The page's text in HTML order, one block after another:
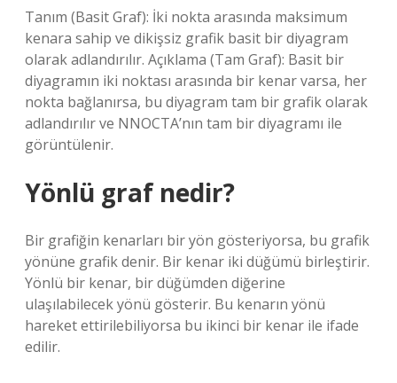
Tanım (Basit Graf): İki nokta arasında maksimum
kenara sahip ve dikişsiz grafik basit bir diyagram
olarak adlandırılır. Açıklama (Tam Graf): Basit bir
diyagramın iki noktası arasında bir kenar varsa, her
nokta bağlanırsa, bu diyagram tam bir grafik olarak
adlandırılır ve NNOCTA’nın tam bir diyagramı ile
görüntülenir.
Yönlü graf nedir?
Bir grafiğin kenarları bir yön gösteriyorsa, bu grafik
yönüne grafik denir. Bir kenar iki düğümü birleştirir.
Yönlü bir kenar, bir düğümden diğerine
ulaşılabilecek yönü gösterir. Bu kenarın yönü
hareket ettirilebiliyorsa bu ikinci bir kenar ile ifade
edilir.